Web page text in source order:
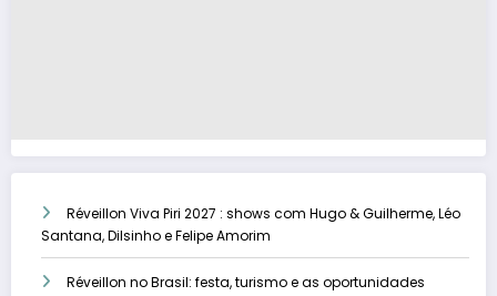
Réveillon Viva Piri 2027 : shows com Hugo & Guilherme, Léo
Santana, Dilsinho e Felipe Amorim
Réveillon no Brasil: festa, turismo e as oportunidades